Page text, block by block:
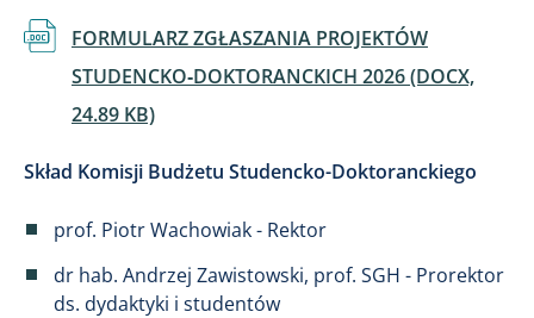
DokumentFORMULARZ ZGŁASZANIA PROJEKTÓW
STUDENCKO‑DOKTORANCKICH 2026 (DOCX,
24.89 KB)
Skład Komisji Budżetu Studencko-Doktoranckiego
prof. Piotr Wachowiak - Rektor
dr hab. Andrzej Zawistowski, prof. SGH - Prorektor
ds. dydaktyki i studentów